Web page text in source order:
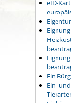
eID-
Ein
Ein-